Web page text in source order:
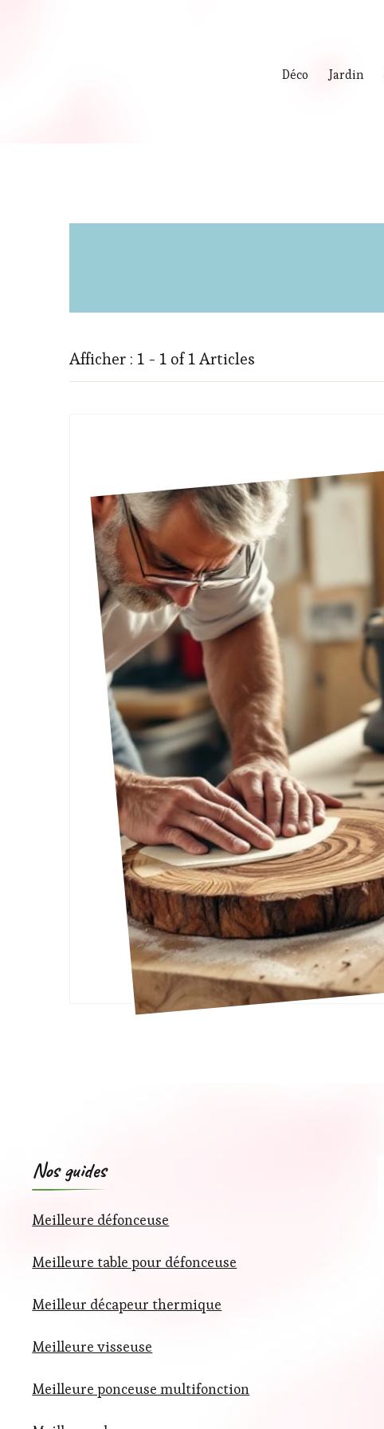
Déco Jardin
Afficher : 1 - 1 of 1 Articles
Nos guides
Meilleure défonceuse
Meilleure table pour défonceuse
Meilleur décapeur thermique
Meilleure visseuse
Meilleure ponceuse multifonction